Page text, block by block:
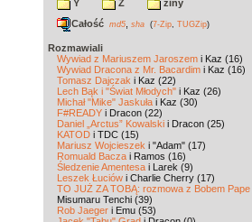
Y
Z
ziny
Całość md5 sha (7-Zip TUGZip)
Rozmawiali
Wywiad z Mariuszem Jaroszem i Kaz (16)
Wywiad Dracona z Mr. Bacardim i Kaz (16)
Tomasz Dajczak i Kaz (22)
Lech Bąk i "Świat Młodych" i Kaz (26)
Michał "Mike" Jaskuła i Kaz (30)
F#READY i Dracon (22)
Daniel „Arctus” Kowalski i Dracon (25)
KATOD i TDC (15)
Mariusz Wojcieszek i "Adam" (17)
Romuald Bacza i Ramos (16)
Śledzenie Amentesa i Larek (9)
Leszek Łuciów i Charlie Cherry (17)
TO JUŻ ZA TOBĄ: rozmowa z Bobem Pape
Misumaru Tenchi (39)
Rob Jaeger i Emu (53)